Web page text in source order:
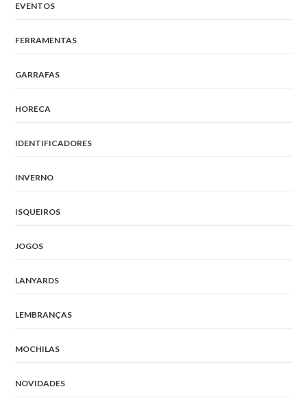
EVENTOS
FERRAMENTAS
GARRAFAS
HORECA
IDENTIFICADORES
INVERNO
ISQUEIROS
JOGOS
LANYARDS
LEMBRANÇAS
MOCHILAS
NOVIDADES